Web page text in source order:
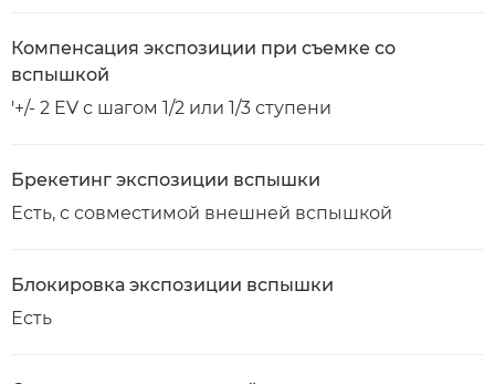
Компенсация экспозиции при съемке со
вспышкой
'+/- 2 EV с шагом 1/2 или 1/3 ступени
Брекетинг экспозиции вспышки
Есть, с совместимой внешней вспышкой
Блокировка экспозиции вспышки
Есть